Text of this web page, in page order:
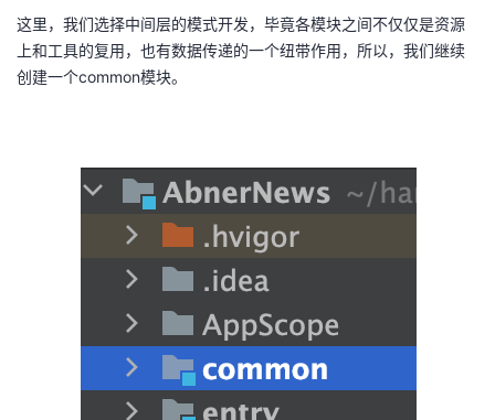
这里，我们选择中间层的模式开发，毕竟各模块之间不仅仅是资源
上和工具的复用，也有数据传递的一个纽带作用，所以，我们继续
创建一个common模块。